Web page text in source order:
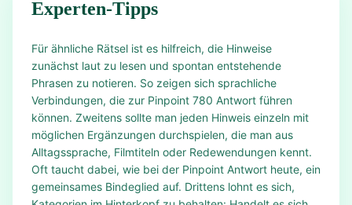
Experten-Tipps
Für ähnliche Rätsel ist es hilfreich, die Hinweise
zunächst laut zu lesen und spontan entstehende
Phrasen zu notieren. So zeigen sich sprachliche
Verbindungen, die zur Pinpoint 780 Antwort führen
können. Zweitens sollte man jeden Hinweis einzeln mit
möglichen Ergänzungen durchspielen, die man aus
Alltagssprache, Filmtiteln oder Redewendungen kennt.
Oft taucht dabei, wie bei der Pinpoint Antwort heute, ein
gemeinsames Bindeglied auf. Drittens lohnt es sich,